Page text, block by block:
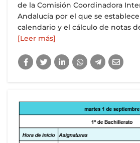
de la Comisión Coordinadora
Andalucía por el que se
calendario y el cálculo de notas
[Leer más]